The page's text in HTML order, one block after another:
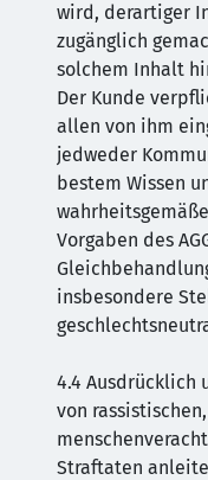
wird, derartiger
zugänglich
solchem Inhalt
Der Kunde
allen von ihm
jedweder
bestem Wissen
Vorgaben des
insbesondere
4.4 Ausdrücklich
von
Straftaten